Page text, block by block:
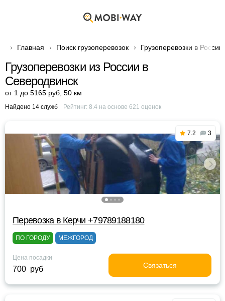
Главная Поиск грузоперевозок Грузоперевозки в России
Грузоперевозки из России в
Северодвинск
от 1 до 5165 руб 50 км
Найдено 14 служб Рейтинг: 8.4на основе 621 оценок
7.2 3
Перевозка в Керчи +79789188180
ПО ГОРОДУ МЕЖГОРОД
Цена посадки
700 руб Связаться